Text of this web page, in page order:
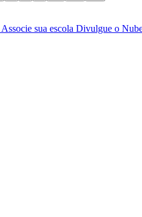
Associe sua escola Divulgue o